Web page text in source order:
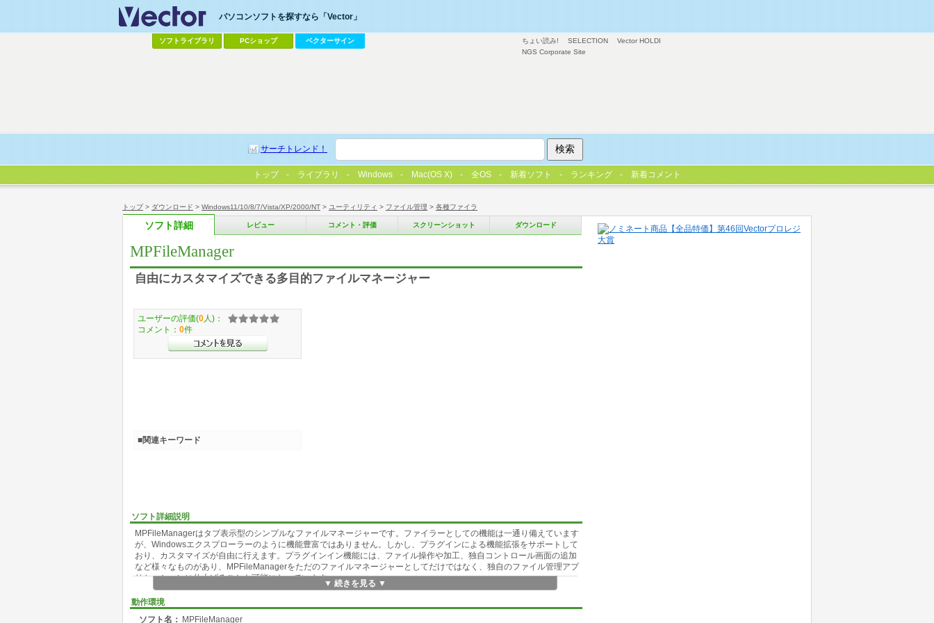
トップ> ダウンロード > Windows11/10/8/7/Vista/XP/2000/NT > ユーティリティ > ファイル管理 > 各種ファイラ
ソフト詳細 レビュー コメント・評価 スクリーンショット ダウンロード
MPFileManager
自由にカスタマイズできる多目的ファイルマネージャー
ソフト詳細説明
MPFileManagerはタブ表示型のシンプルなファイルマネージャーです。ファイラーとしての機能は一通り備えています
が、Windowsエクスプローラーのように機能豊富ではありません。しかし、プラグインによる機能拡張をサポートして
おり、カスタマイズが自由に行えます。プラグインイン機能には、ファイル操作や加工、独自コントロール画面の追加
など様々なものがあり、MPFileManagerをただのファイルマネージャーとしてだけではなく、独自のファイル管理アプ
リケーションに仕上げることも可能になっています。
プラグインの作成に興味のない方でも、MPFileManager本体と標準添付のプラグインだけで便利に使えるファイルマネ
ージャーとなっていますので是非利用してみてください。
▼ 続きを見る ▼
動作環境
ソフト名： MPFileManager
ユーザーの評価(0 人)：
コメント： 0件
■関連キーワード
ちょい読み! SELECTION
Vector HOLDI
NGS Corporate Site
パソコンソフトを探すなら「Vector」
ソフトライブラリ PCショップ ベクターサイン
サーチトレンド！
トップ ライブラリ Windows Mac(OS X) 全OS 新着ソフト ランキング 新着コメント